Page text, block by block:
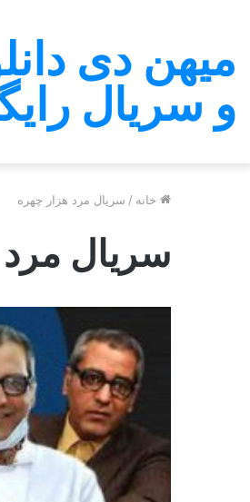
میهن دی
و سریال
خانه / سریال مرد هزار چهره
سریال